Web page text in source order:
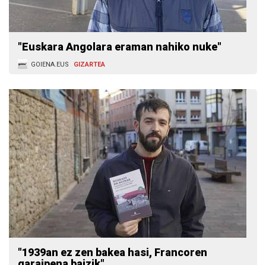
"Euskara Angolara eraman nahiko nuke"
GOIENA.EUS GIZARTEA
"1939an ez zen bakea hasi, Francoren